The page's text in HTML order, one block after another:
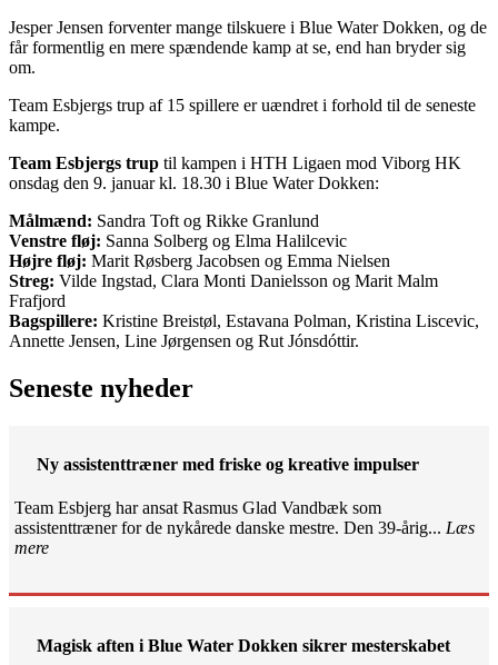
Jesper Jensen forventer mange tilskuere i Blue Water Dokken, og de
får formentlig en mere spændende kamp at se, end han bryder sig
om.
Team Esbjergs trup af 15 spillere er uændret i forhold til de seneste
kampe.
Team Esbjergs trup til kampen i HTH Ligaen mod Viborg HK
onsdag den 9. januar kl. 18.30 i Blue Water Dokken:
Målmænd: Sandra Toft og Rikke Granlund
Venstre fløj: Sanna Solberg og Elma Halilcevic
Højre fløj: Marit Røsberg Jacobsen og Emma Nielsen
Streg: Vilde Ingstad, Clara Monti Danielsson og Marit Malm
Frafjord
Bagspillere: Kristine Breistøl, Estavana Polman, Kristina Liscevic,
Annette Jensen, Line Jørgensen og Rut Jónsdóttir.
Seneste nyheder
Ny assistenttræner med friske og kreative impulser
Team Esbjerg har ansat Rasmus Glad Vandbæk som
assistenttræner for de nykårede danske mestre. Den 39-årig... Læs
mere
Magisk aften i Blue Water Dokken sikrer mesterskabet